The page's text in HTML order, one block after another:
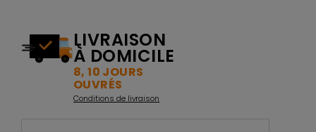
LIVRAISON
À DOMICILE
8, 10 JOURS
OUVRÉS
Conditions de livraison